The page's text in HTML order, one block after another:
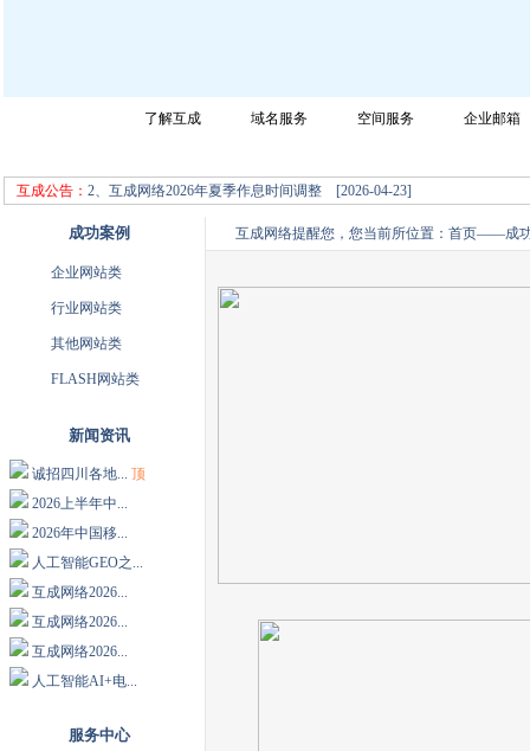
了解互成 域名服务 空间服务 企业邮箱
互成公告： 2、互成网络2026年夏季作息时间调整 [2026-04-23]
成功案例
企业网站类
行业网站类
其他网站类
FLASH网站类
新闻资讯
诚招四川各地... 顶
2026上半年中...
2026年中国移...
人工智能GEO之...
互成网络2026...
互成网络2026...
互成网络2026...
人工智能AI+电...
服务中心
互成网络提醒您，您当前所位置： 首页——成